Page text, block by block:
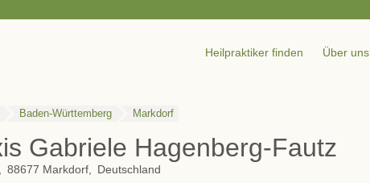
Heilpraktiker finden Über uns
Baden-Württemberg Markdorf
Gabriele Hagenberg-Fautz
88677 Markdorf Deutschland